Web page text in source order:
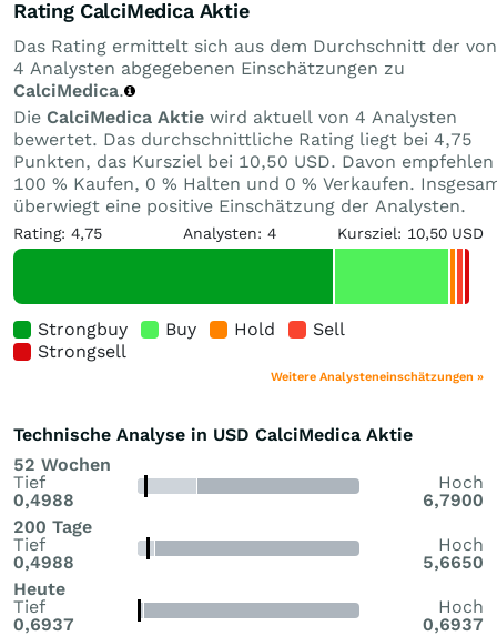
Rating CalciMedica Aktie
Das Rating ermittelt sich aus dem Durchschnitt der von
4 Analysten abgegebenen Einschätzungen zu
CalciMedica.
Die CalciMedica Aktie wird aktuell von 4 Analysten
bewertet. Das durchschnittliche Rating liegt bei 4,75
Punkten, das Kursziel bei 10,50 USD. Davon empfehlen
100 % Kaufen, 0 % Halten und 0 % Verkaufen.
überwiegt eine positive Einschätzung der Analysten.
Rating: 4,75 Analysten: 4 Kursziel: 10,50 USD
Strongbuy Buy Hold
Sell
Strongsell
Weitere Analysteneinschätzungen »
Technische Analyse in USD CalciMedica Aktie
52 Wochen
Tief
0,4988
Hoch
6,7900
200 Tage
Tief
0,4988
Hoch
5,6650
Heute
Tief
0,6937
Hoch
0,6937